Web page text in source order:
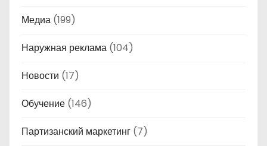
Медиа (199)
Наружная реклама (104)
Новости (17)
Обучение (146)
Партизанский маркетинг (7)